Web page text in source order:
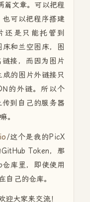
篇文章。可以把程
可以把程序搭建
还是只能托管到
和兰空图床，图
接，而因为图片
的图片外链接只
的外链。所以个
到自己的服务器
。
/这个是我的PicX
GitHub Token，那
库里，即使使用
自己的仓库。
大家来交流！